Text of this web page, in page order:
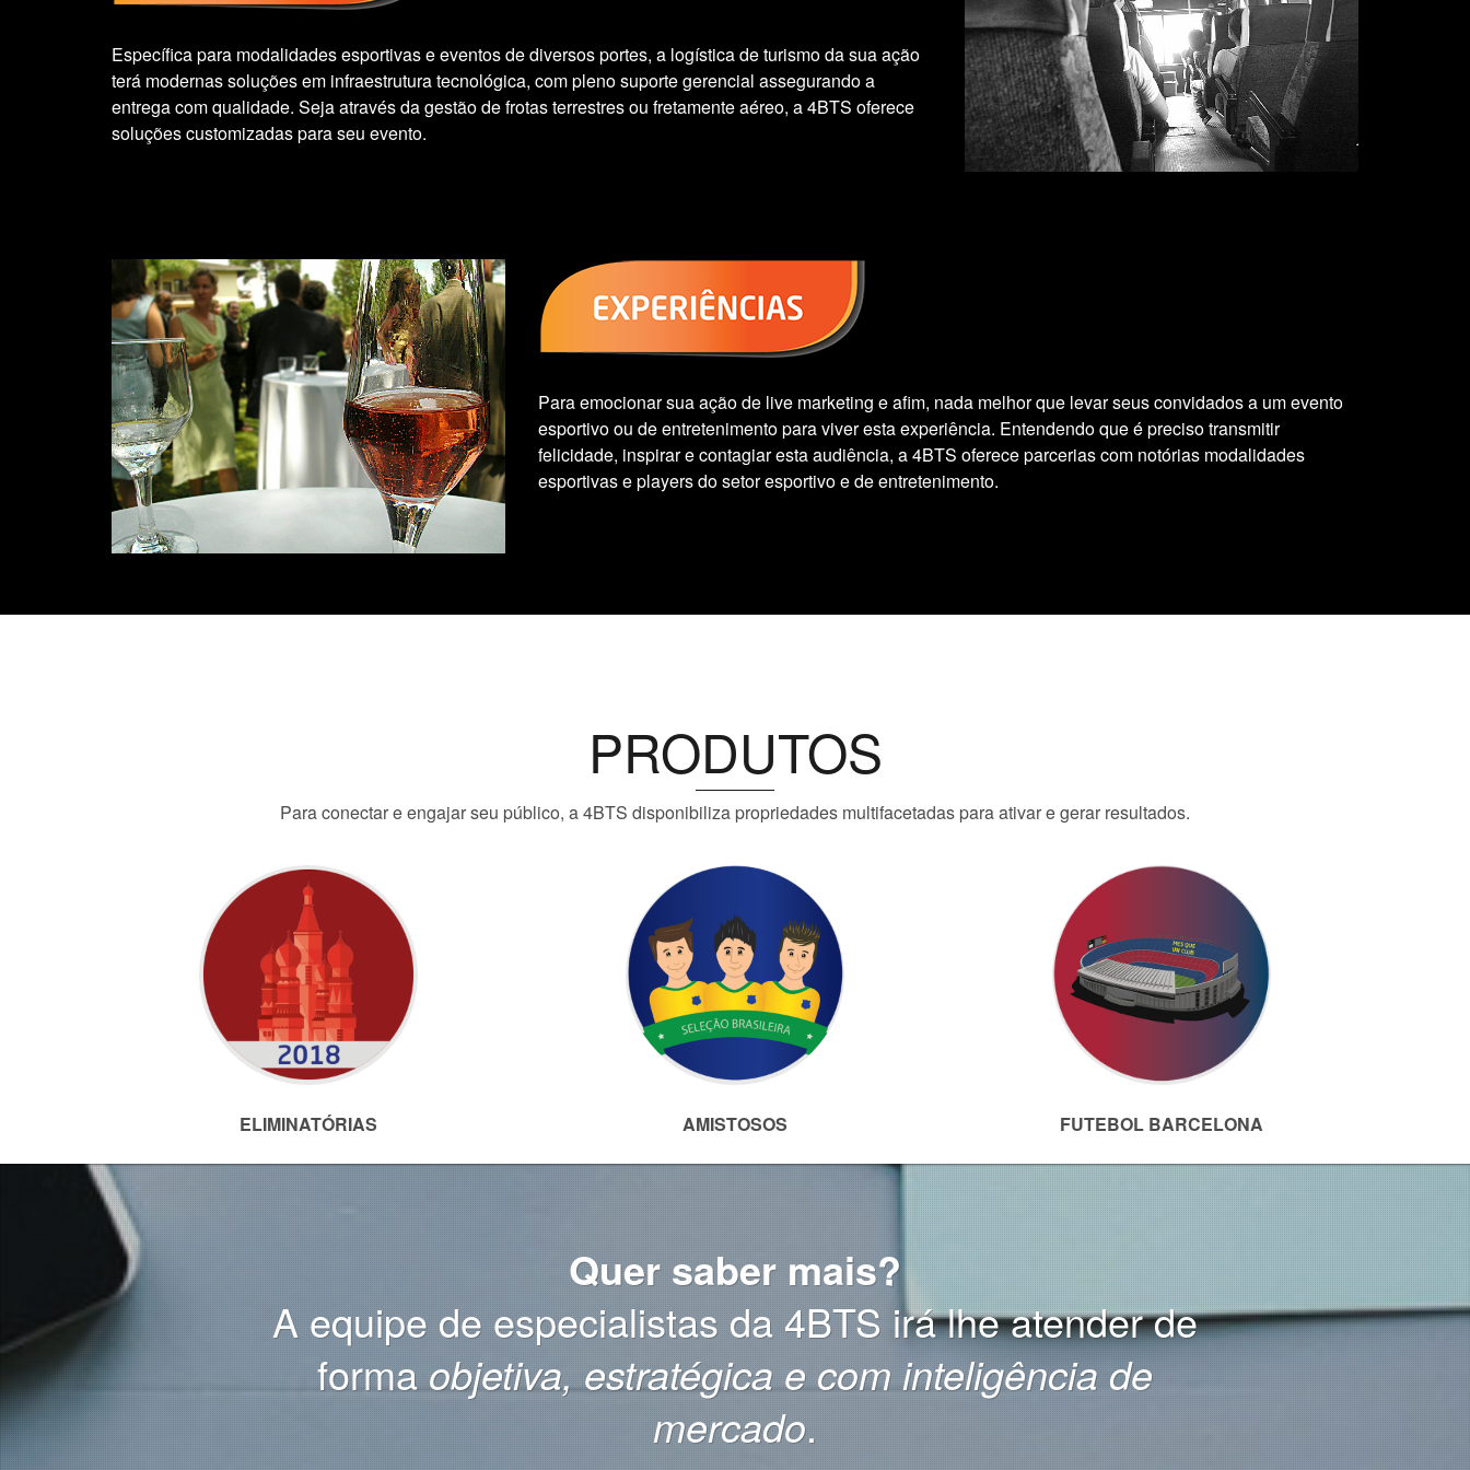
Específica para modalidades esportivas e eventos de diversos portes, a logística de turismo da sua ação
terá modernas soluções em infraestrutura tecnológica, com pleno suporte gerencial assegurando a
entrega com qualidade. Seja através da gestão de frotas terrestres ou fretamente aéreo, a 4BTS oferece
soluções customizadas para seu evento.
Para emocionar sua ação de live marketing e afim, nada melhor que levar seus convidados a um evento
esportivo ou de entretenimento para viver esta experiência. Entendendo que é preciso transmitir
felicidade, inspirar e contagiar esta audiência, a 4BTS oferece parcerias com notórias modalidades
esportivas e players do setor esportivo e de entretenimento.
PRODUTOS
Para conectar e engajar seu público, a 4BTS disponibiliza propriedades multifacetadas para ativar e gerar resultados.
ELIMINATÓRIAS AMISTOSOS FUTEBOL BARCELONA
Quer saber mais?
A equipe de especialistas da 4BTS irá lhe atender de
formaobjetiva, estratégica e com inteligência de
mercado.